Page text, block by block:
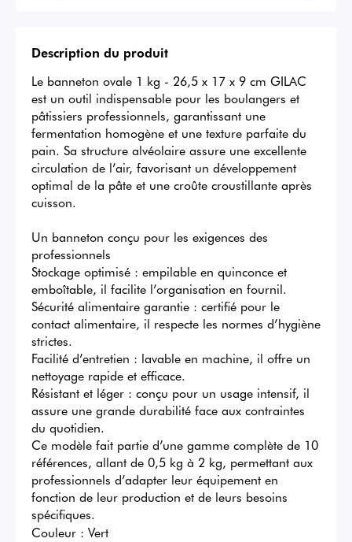
Description du produit
Le banneton ovale 1 kg - 26,5 x 17 x 9 cm GILAC
est un outil indispensable pour les boulangers et
pâtissiers professionnels, garantissant une
fermentation homogène et une texture parfaite du
pain. Sa structure alvéolaire assure une excellente
circulation de l’air, favorisant un développement
optimal de la pâte et une croûte croustillante après
cuisson.
Un banneton conçu pour les exigences des
professionnels
Stockage optimisé : empilable en quinconce et
emboîtable, il facilite l’organisation en fournil.
Sécurité alimentaire garantie : certifié pour le
contact alimentaire, il respecte les normes d’hygiène
strictes.
Facilité d’entretien : lavable en machine, il offre un
nettoyage rapide et efficace.
Résistant et léger : conçu pour un usage intensif, il
assure une grande durabilité face aux contraintes
du quotidien.
Ce modèle fait partie d’une gamme complète de 10
références, allant de 0,5 kg à 2 kg, permettant aux
professionnels d’adapter leur équipement en
fonction de leur production et de leurs besoins
spécifiques.
Couleur : Vert